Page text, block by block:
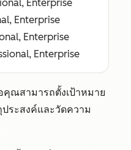
Enterprise
Enterprise
Enterprise
Enterprise
คุณสามารถตั้งเป้าหมาย
ประสงค์และวัดความ